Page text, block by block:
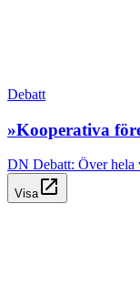
Debatt
»Kooperativa
DN Debatt: Över hela
Visa open_in_new